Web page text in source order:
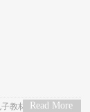
Read More
教材 ，电子版 ，